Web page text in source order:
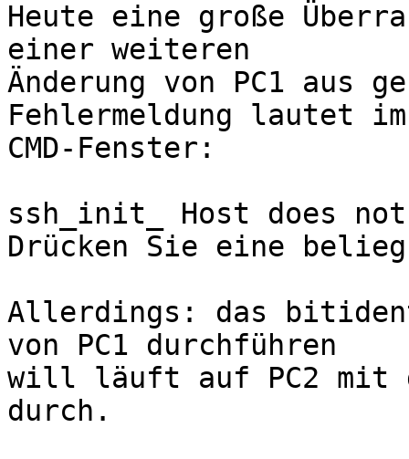
Heute eine große
einer weiteren
Änderung von PC1 aus
Fehlermeldung lautet im
CMD-Fenster:
ssh_init_ Host does
Drücken Sie eine
Allerdings: das
von PC1 durchführen
will läuft auf PC2 mit
durch.